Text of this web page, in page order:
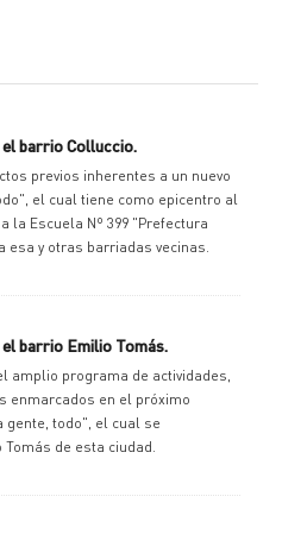
barrio Colluccio.
previos inherentes a un nuevo
el cual tiene como epicentro al
la Escuela Nº 399 "Prefectura
esa y otras barriadas vecinas.
barrio Emilio Tomás.
amplio programa de actividades,
enmarcados en el próximo
gente, todo", el cual se
de esta ciudad.